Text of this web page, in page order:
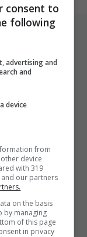
Moda
consent to
following
advertising and
and
device
from
device
with 319
and our partners
on the basis
by managing
of this page
in privacy